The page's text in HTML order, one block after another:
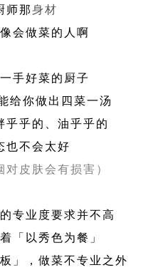
师那身材
会做菜的人啊
手好菜的厨子
给你做出四菜一汤
乎乎的、油乎乎的
也不会太好
对皮肤会有损害）
专业度要求并不高
「以秀色为餐」
」，做菜不专业之外